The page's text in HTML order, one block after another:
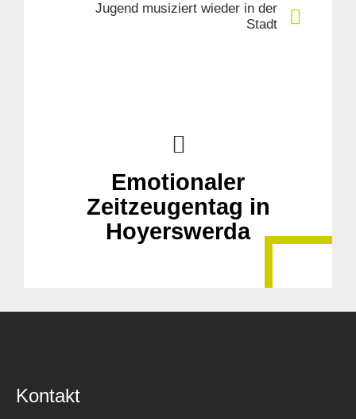
Jugend musiziert wieder in der
Stadt
Emotionaler
Zeitzeugentag in
Hoyerswerda
Kontakt